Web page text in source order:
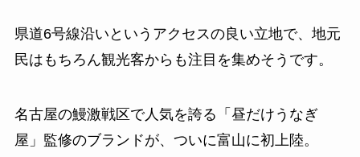
県道6号線沿いというアクセスの良い立地で、地元
民はもちろん観光客からも注目を集めそうです。
名古屋の鰻激戦区で人気を誇る「昼だけうなぎ
屋」監修のブランドが、ついに富山に初上陸。